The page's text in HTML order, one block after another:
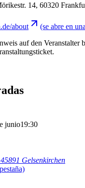
14, 60320
about
(se abre en
auf den Veranstalter
junio19:30
45891 Gelsenkirchen